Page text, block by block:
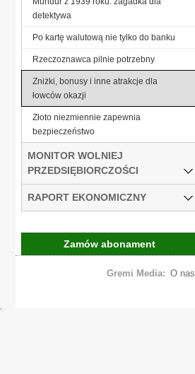
detektywa
Po kartę walutową nie tylko do banku
Rzeczoznawca pilnie potrzebny
Zniżki, bonusy i inne atrakcje dla
łowców okazji
Złoto niezmiennie zapewnia
bezpieczeństwo
MONITOR WOLNIEJ
PRZEDSIĘBIORCZOŚCI
RAPORT EKONOMICZNY
Zamów abonament
Gremi Media: O nas